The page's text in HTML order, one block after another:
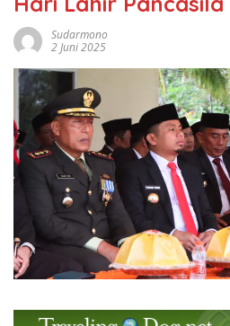
Sudarmono
2 Juni 2025